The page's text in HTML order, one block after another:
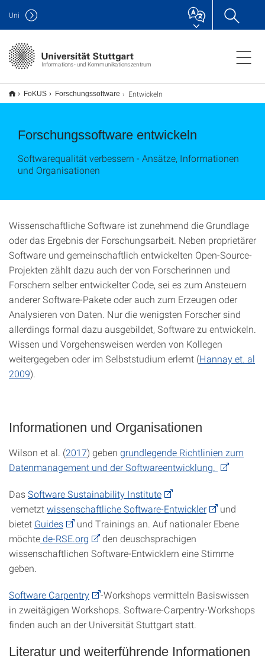
Informations- und Kommunikationszentrum
Uni
FoKUS Forschungssoftware Entwickeln
Forschungssoftware entwickeln
Softwarequalität verbessern - Ansätze, Informationen
und Organisationen
Wissenschaftliche Software ist zunehmend die Grundlage
oder das Ergebnis der Forschungsarbeit. Neben proprietärer
Software und gemeinschaftlich entwickelten Open-Source-
Projekten zählt dazu auch der von Forscherinnen und
Forschern selber entwickelter Code, sei es zum Ansteuern
anderer Software-Pakete oder auch zum Erzeugen oder
Analysieren von Daten. Nur die wenigsten Forscher sind
allerdings formal dazu ausgebildet, Software zu entwickeln.
Wissen und Vorgehensweisen werden von Kollegen
weitergegeben oder im Selbststudium erlernt (Hannay et. al
2009).
Informationen und Organisationen
Wilson et al. (2017) geben grundlegende Richtlinien zum
Datenmanagement und der Softwareentwicklung.
DasSoftware Sustainability Institute
vernetztwissenschaftliche Software-Entwickler
und
bietet Guides
und Trainings an. Auf nationaler Ebene
möchtede-RSE.org
den deuschsprachigen
wissenschaftlichen Software-Entwicklern eine Stimme
geben.
Software Carpentry
-Workshops vermitteln Basiswissen
in zweitägigen Workshops. Software-Carpentry-Workshops
finden auch an der Universität Stuttgart statt.
Literatur und weiterführende Informationen